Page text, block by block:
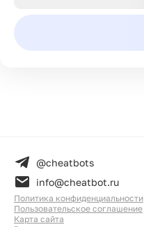
@cheatbots
info@cheatbot.ru
Политика конфиденциальности
Пользовательское соглашение
Карта сайта